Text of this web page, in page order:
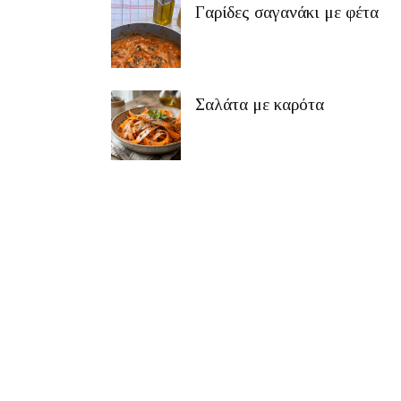
Γαρίδες σαγανάκι με φέτα
Σαλάτα με καρότα